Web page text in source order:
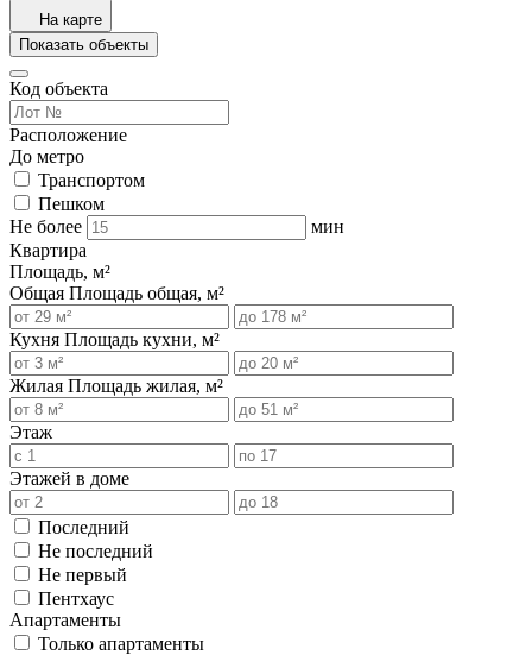
На карте
Показать объекты
Код объекта
Расположение
До метро
Транспортом
Пешком
Не более
мин
Квартира
Площадь, м²
Общая Площадь общая, м²
Кухня Площадь кухни, м²
Жилая Площадь жилая, м²
Этаж
Этажей в доме
Последний
Не последний
Не первый
Пентхаус
Апартаменты
Только апартаменты